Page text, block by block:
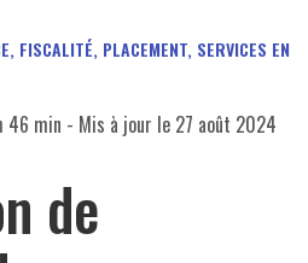
FISCALITÉ, PLACEMENT, SERVICES EN
46 min - Mis à jour le 27 août 2024
de